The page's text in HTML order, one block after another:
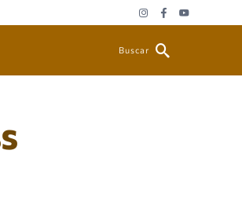
Buscar